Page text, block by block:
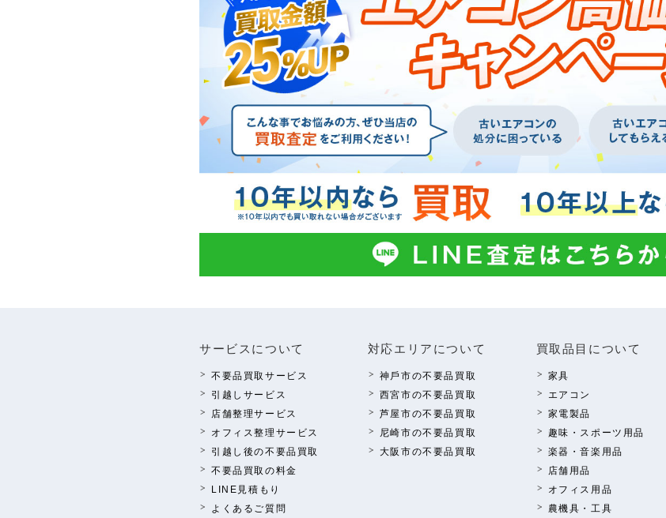
サービスについて
不要品買取サービス
引越しサービス
店舗整理サービス
オフィス整理サービス
引越し後の不要品買取
不要品買取の料⾦
LINE⾒積もり
よくあるご質問
対応エリアについて
神⼾市の不要品買取
西宮市の不要品買取
芦屋市の不要品買取
尼崎市の不要品買取
⼤阪市の不要品買取
買取品⽬について
家具
エアコン
家電製品
趣味・スポーツ⽤品
楽器・⾳楽⽤品
店舗⽤品
オフィス⽤品
農機具・⼯具